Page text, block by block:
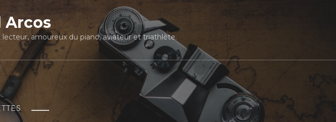
Arcos
amoureux du piano, aviateur et triathlète.